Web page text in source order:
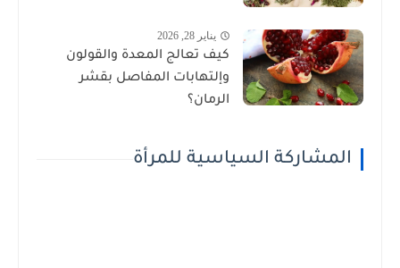
يناير 28, 2026
كيف تعالج المعدة والقولون
وإلتهابات المفاصل بقشر
الرمان؟
المشاركة السياسية للمرأة